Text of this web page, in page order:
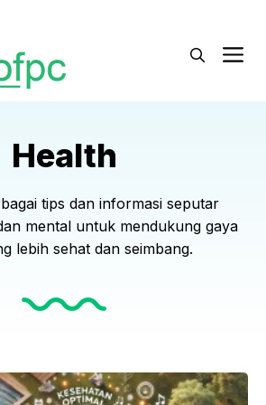
Health
tips dan informasi seputar
mental untuk mendukung gaya
lebih sehat dan seimbang.